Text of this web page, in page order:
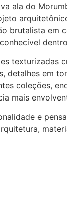
ala do
brutalista em
texturizadas
detalhes em
coleções,
mais
e